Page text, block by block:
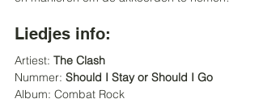
Liedjes info:
Artiest: The Clash
Nummer: Should I Stay or Should I Go
Album: Combat Rock